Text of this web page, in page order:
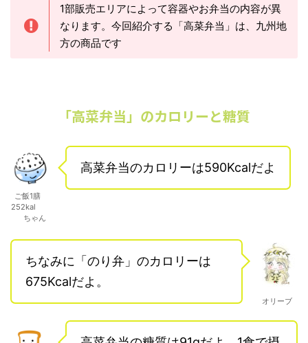
1部販売エリアによって容器やお弁当の内容が異
なります。今回紹介する「高菜弁当」は、九州地
方の商品です
「高菜弁当」のカロリーと糖質
ご飯1膳
252kal
ちゃん
高菜弁当のカロリーは590Kcalだよ
ちなみに「のり弁」のカロリーは
675Kcalだよ。
オリーブ